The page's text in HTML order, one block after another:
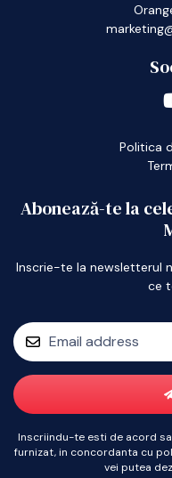
Politica
Abonează-te la
Inscrie-te la newsletterul
ce
Inscriindu-te esti de acord
furnizat, in concordanta cu
vei putea